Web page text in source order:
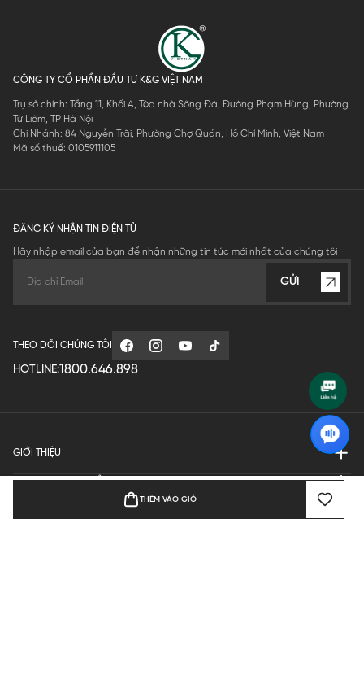
THÊM VÀO GIỎ
CÔNG TY CỔ PHẦN ĐẦU TƯ K&G VIỆT NAM
Trụ sở chính: Tầng 11, Khối A, Tòa nhà Sông Đà, Đường Phạm Hùng, Phường
Từ Liêm, TP Hà Nội
Chi Nhánh: 84 Nguyễn Trãi, Phường Chợ Quán, Hồ Chí Minh, Việt Nam
Mã số thuế: 0105911105
ĐĂNG KÝ NHẬN TIN ĐIỆN TỬ
Hãy nhập email của bạn để nhận những tin tức mới nhất của chúng tôi
GỬI
THEO DÕI CHÚNG TÔI
HOTLINE:1800.646.898
GIỚI THIỆU
QUY ĐỊNH HOẠT ĐỘNG